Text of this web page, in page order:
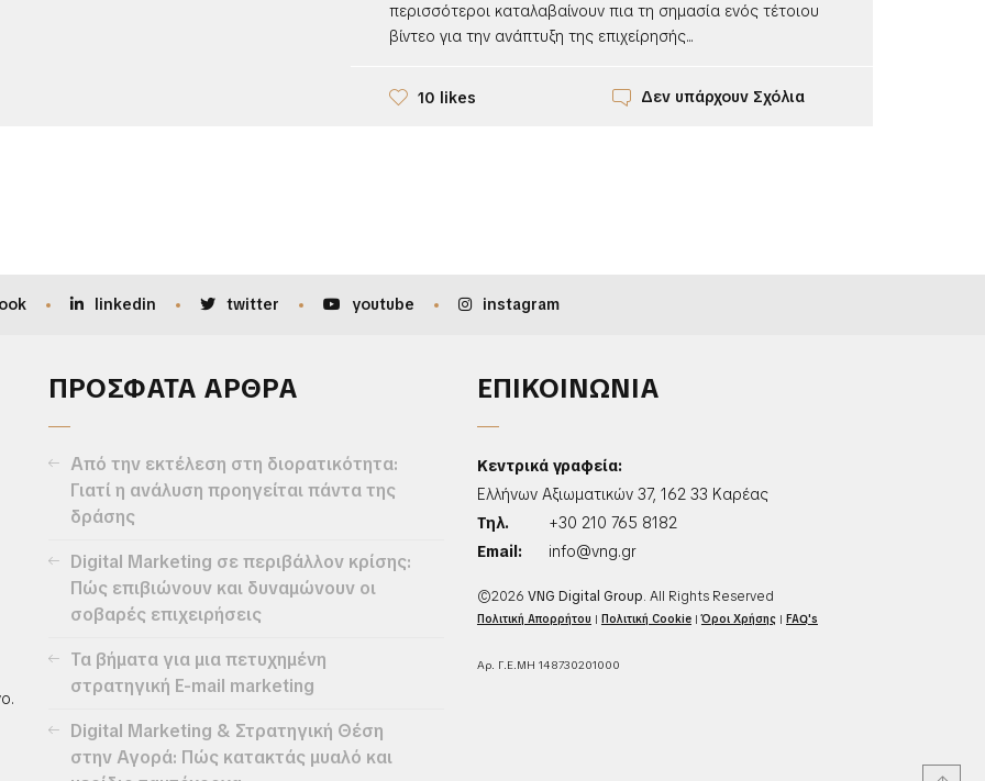
περισσότεροι καταλαβαίνουν πια τη σημασία ενός τέτοιου
βίντεο για την ανάπτυξη της επιχείρησής...
10 likes Δεν υπάρχουν Σχόλια
linkedin twitter youtube instagram
ΠΡΟΣΦΑΤΑ ΑΡΘΡΑ
Από την εκτέλεση στη διορατικότητα:
Γιατί η ανάλυση προηγείται πάντα της
δράσης
Digital Marketing σε περιβάλλον κρίσης:
Πώς επιβιώνουν και δυναμώνουν οι
σοβαρές επιχειρήσεις
Τα βήματα για μια πετυχημένη
στρατηγική E-mail marketing
Digital Marketing & Στρατηγική Θέση
στην Αγορά: Πώς κατακτάς μυαλό και
ΕΠΙΚΟΙΝΩΝΙΑ
Κεντρικά γραφεία:
Ελλήνων Αξιωματικών 37, 162 33 Καρέας
Τηλ.
+30 210 765 8182
Email:
info@vng.gr
©2026 VNG Digital Group. All Rights Reserved
Πολιτική Απορρήτου | Πολιτική Cookie|Όροι Χρήσης| FAQ's
Αρ. Γ.Ε.ΜΗ 148730201000